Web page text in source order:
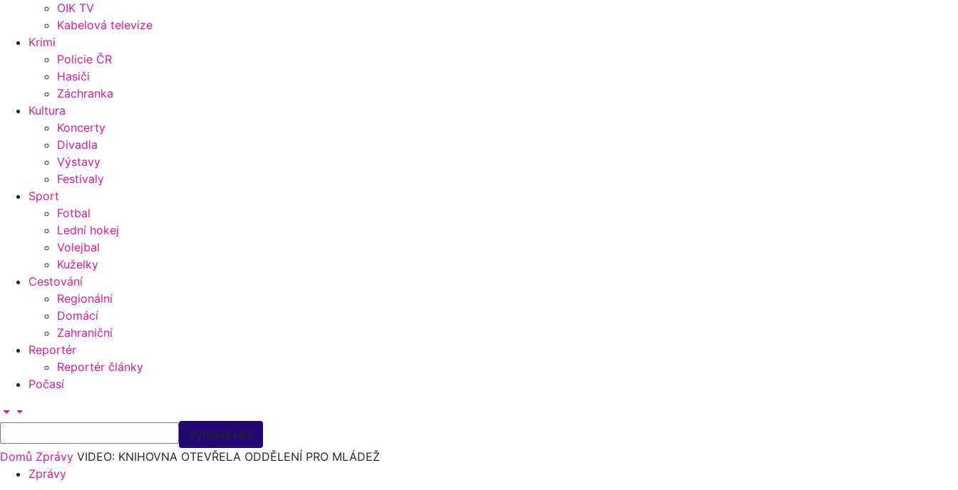
OIK TV
Kabelová televize
Krimi
Policie ČR
Hasiči
Záchranka
Kultura
Koncerty
Divadla
Výstavy
Festivaly
Sport
Fotbal
Lední hokej
Volejbal
Kuželky
Cestování
Regionální
Domácí
Zahraniční
Reportér
Reportér články
Počasí
Domů Zprávy VIDEO: KNIHOVNA OTEVŘELA ODDĚLENÍ PRO MLÁDEŽ
Zprávy